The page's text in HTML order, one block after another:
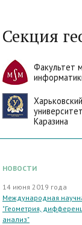
Секция
Факультет
Каразина
НОВОСТИ
14 июня 2019 года
Международная
"Геометрия,
анализ"